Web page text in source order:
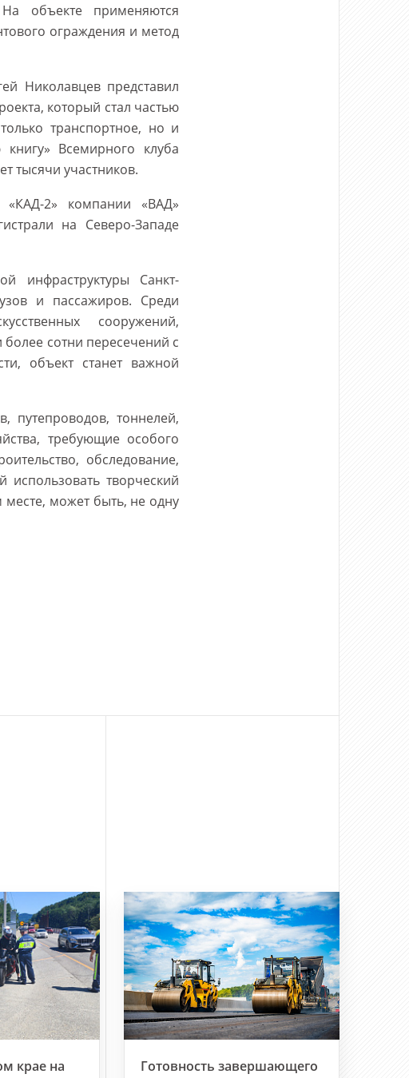
объекте применяются
ограждения и метод
Николавцев представил
который стал частью
транспортное, но и
Всемирного клуба
тысячи участников.
«КАД-2» компании «ВАД»
на Северо-Западе
инфраструктуры Санкт-
и пассажиров. Среди
сооружений,
сотни пересечений с
объект станет важной
тоннелей,
требующие особого
обследование,
творческий
может быть, не одну
крае на
Готовность завершающего